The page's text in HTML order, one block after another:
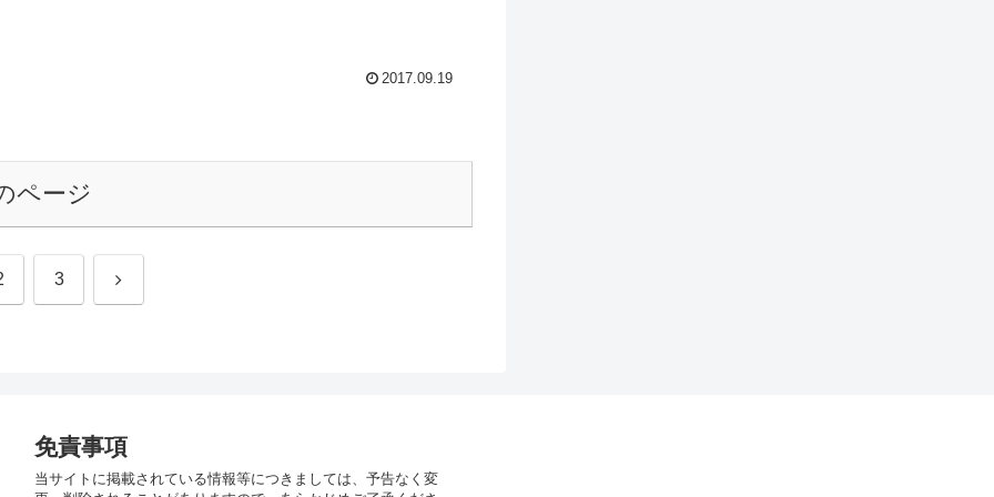
2017.09.19
ページ
3 次
免責事項
当サイトに掲載されている情報等につきましては、予告なく変